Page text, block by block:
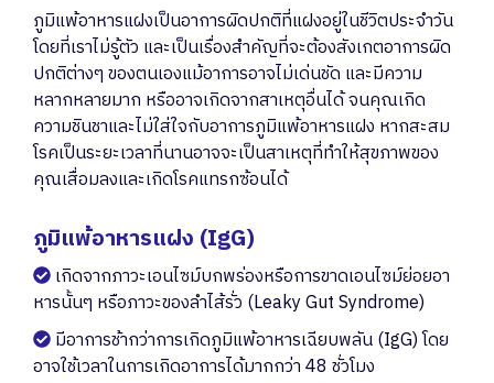
ภูมิแพ้อาหารแฝงเป็นอาการผิดปกติที่แฝงอยู่ในชีวิตประจำวัน
โดยที่เราไม่รู้ตัว และเป็นเรื่องสำคัญที่จะต้องสังเกตอาการผิด
ปกติต่างๆ ของตนเองแม้อาการอาจไม่เด่นชัด และมีความ
หลากหลายมาก หรืออาจเกิดจากสาเหตุอื่นได้ จนคุณเกิด
ความชินชาและไม่ใส่ใจกับอาการภูมิแพ้อาหารแฝง หากสะสม
โรคเป็นระยะเวลาที่นานอาจจะเป็นสาเหตุที่ทำให้สุขภาพของ
คุณเสื่อมลงและเกิดโรคแทรกซ้อนได้
ภูมิแพ้อาหารแฝง (IgG)
เกิดจากภาวะเอนไซม์บกพร่องหรือการขาดเอนไซม์ย่อยอา
หารนั้นๆ หรือภาวะของลำไส้รั่ว (Leaky Gut Syndrome)
มีอาการช้ากว่าการเกิดภูมิแพ้อาหารเฉียบพลัน (IgG) โดย
อาจใช้เวลาในการเกิดอาการได้มากกว่า 48 ชั่วโมง